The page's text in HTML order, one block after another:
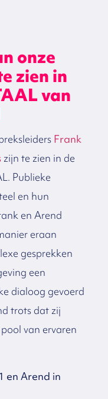
onze
zien in
van
Frank
zijn te zien in de
Publieke
en hun
en Arend
eraan
gesprekken
een
dialoog gevoerd
trots dat zij
van ervaren
en Arend in